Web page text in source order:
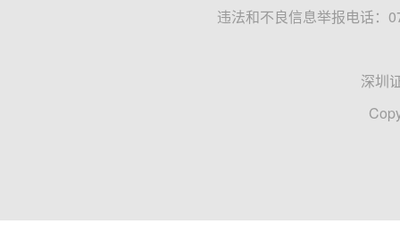
违法和不良信息举报电话：
深圳